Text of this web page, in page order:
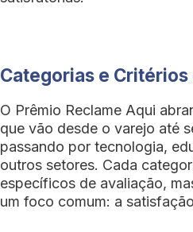
Categorias e Critérios
O Prêmio Reclame Aqui
que vão desde o varejo até
passando por tecnologia,
outros setores. Cada
específicos de avaliação,
um foco comum: a